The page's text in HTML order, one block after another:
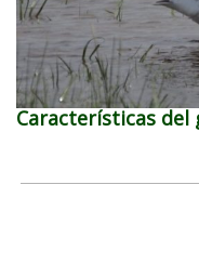
Características del